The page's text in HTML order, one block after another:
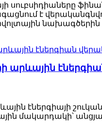
սուբսիդիաները
է
նախագծերին
արևային
էներգիայի
մակարդակի՝